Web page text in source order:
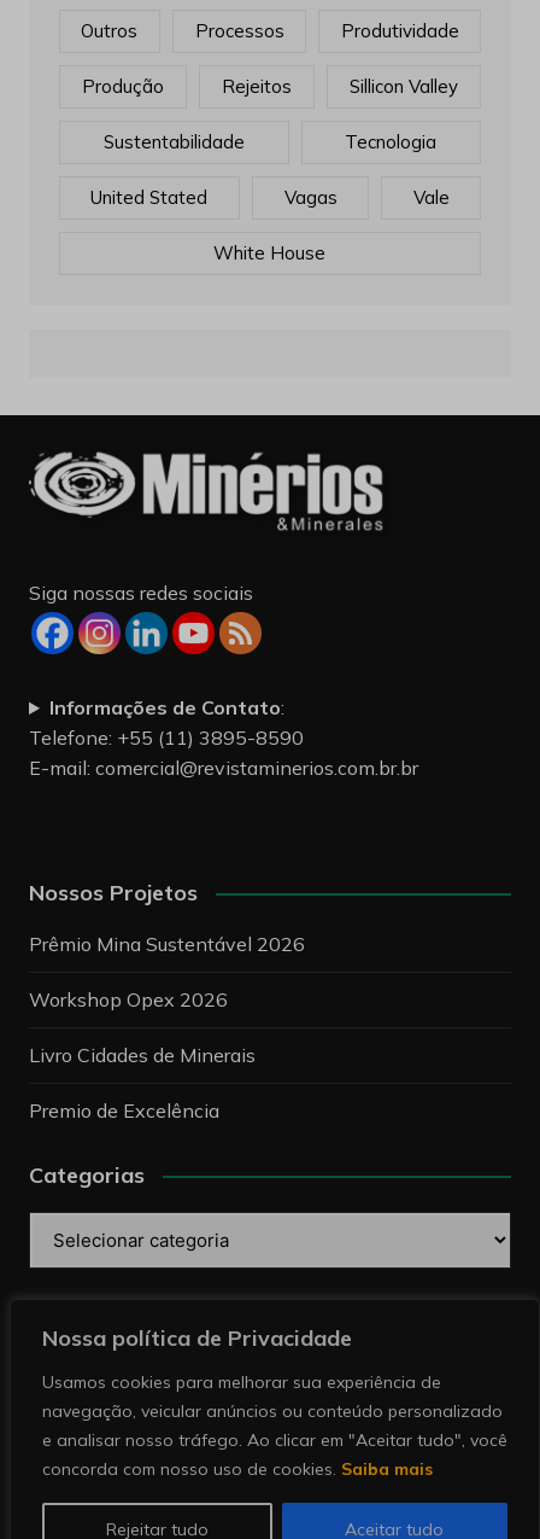
Nossa política de Privacidade
Usamos cookies para melhorar sua experiência de
navegação, veicular anúncios ou conteúdo personalizado
e analisar nosso tráfego. Ao clicar em "Aceitar tudo", você
concorda com nosso uso de cookies. Saiba mais
Rejeitar tudo Aceitar tudo
Outros Processos Produtividade
Produção Rejeitos Sillicon Valley
Sustentabilidade Tecnologia
United Stated Vagas Vale
White House
Siga nossas redes sociais
Informações de Contato:
Telefone: +55 (11) 3895-8590
E-mail: comercial@revistaminerios.com.br.br
Nossos Projetos
Prêmio Mina Sustentável 2026
Workshop Opex 2026
Livro Cidades de Minerais
Premio de Excelência
Categorias
mineração. Todos direitos reservados.